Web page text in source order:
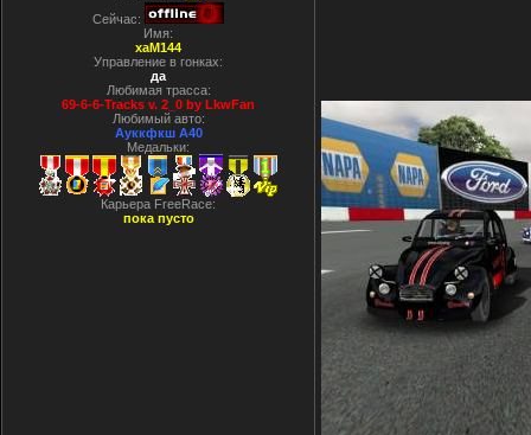
Сейчас:
Имя:
xaM144
Управление в гонках:
да
Любимая трасса:
69-6-6-Tracks v. 2_0 by LkwFan
Любимый авто:
Ауккфкш А40
Медальки:
Карьера FreeRace:
пока пусто